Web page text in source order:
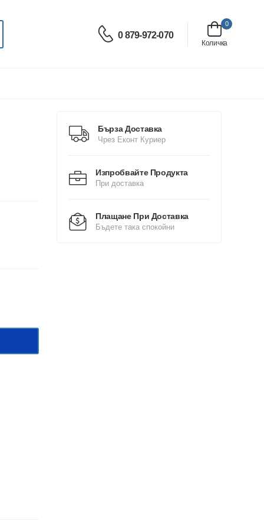
0 879-972-070
0
Количка
Бърза Доставка
Чрез Еконт Куриер
Изпробвайте Продукта
При доставка
Плащане При Доставка
Бъдете така спокойни